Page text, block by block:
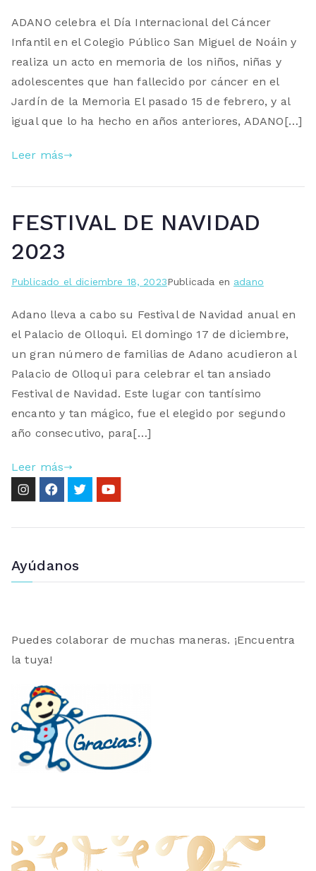
ADANO celebra el Día Internacional del Cáncer
Infantil en el Colegio Público San Miguel de Noáin y
realiza un acto en memoria de los niños, niñas y
adolescentes que han fallecido por cáncer en el
Jardín de la Memoria El pasado 15 de febrero, y al
igual que lo ha hecho en años anteriores, ADANO[…]
Leer más
FESTIVAL DE NAVIDAD
2023
Publicado el diciembre 18, 2023Publicada en adano
Adano lleva a cabo su Festival de Navidad anual en
el Palacio de Olloqui. El domingo 17 de diciembre,
un gran número de familias de Adano acudieron al
Palacio de Olloqui para celebrar el tan ansiado
Festival de Navidad. Este lugar con tantísimo
encanto y tan mágico, fue el elegido por segundo
año consecutivo, para[…]
Leer más
Ayúdanos
Puedes colaborar de muchas maneras. ¡Encuentra
la tuya!